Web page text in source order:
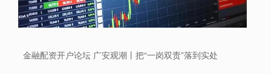
金融配资开户论坛 广安观潮丨把“一岗双责”落到实处